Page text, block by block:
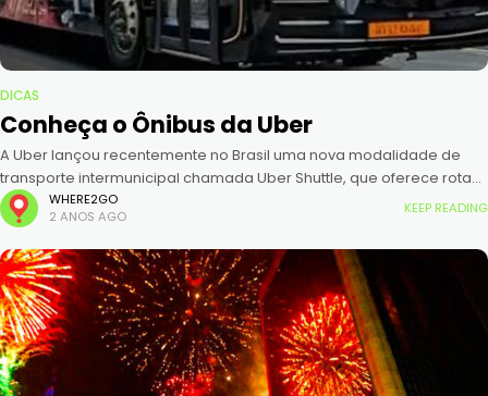
DICAS
Conheça o Ônibus da Uber
A Uber lançou recentemente no Brasil uma nova modalidade de
transporte intermunicipal chamada Uber Shuttle, que oferece rotas
de ônibus fretados entre Guarulhos e São Paulo. Como funciona o
Uber
WHERE2GO
2 ANOS AGO
KEEP READING